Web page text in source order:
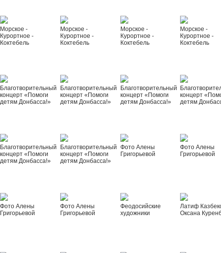
Морское -
Курортное -
Коктебель
Морское -
Курортное -
Коктебель
Морское -
Курортное -
Коктебель
Морское -
Курортное -
Коктебель
Благотворительный
концерт «Помоги
детям Донбасса!»
Благотворительный
концерт «Помоги
детям Донбасса!»
Благотворительный
концерт «Помоги
детям Донбасса!»
концерт
детям
Благотворительный
концерт «Помоги
детям Донбасса!»
Благотворительный
концерт «Помоги
детям Донбасса!»
Фото Алены
Григорьевой
Фото Алены
Григорьевой
Фото Алены
Григорьевой
Фото Алены
Григорьевой
Феодосийские
художники
Латиф
Оксана